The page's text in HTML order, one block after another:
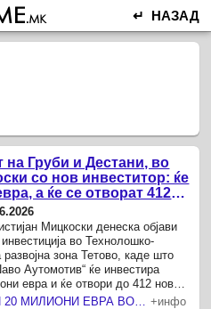
↵ НАЗАД
на Груби и Дестани, во
со нов инвеститор: ќе
а ќе се отворат 412
Мицкоски денеска објави
во Технолошко-
развојна зона Тетово, каде што
Аутомотив“ ќе инвестира
евра и ќе отвори до 412 нови
+инфо